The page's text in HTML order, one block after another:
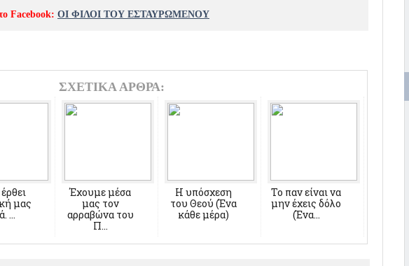
Facebook: ΟΙ ΦΙΛΟΙ ΤΟΥ ΕΣΤΑΥΡΩΜΕΝΟΥ
ΣΧΕΤΙΚΑ ΑΡΘΡΑ:
μας
...
Έχουμε μέσα
μας τον
αρραβώνα του
Π...
Η υπόσχεση
του Θεού (Ένα
κάθε μέρα)
Το παν είναι να
μην έχεις δόλο
(Ένα...